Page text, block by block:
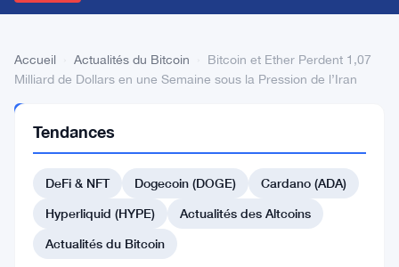
Accueil Actualités du Bitcoin
Bitcoin et Ether Perdent 1,07
Milliard de Dollars en une Semaine sous la Pression de l’Iran
DU BITCOIN
Ether
Perdent
Tendances
DeFi & NFT Dogecoin (DOGE)
Cardano (ADA)
Hyperliquid (HYPE)
Actualités des Altcoins
Actualités du Bitcoin